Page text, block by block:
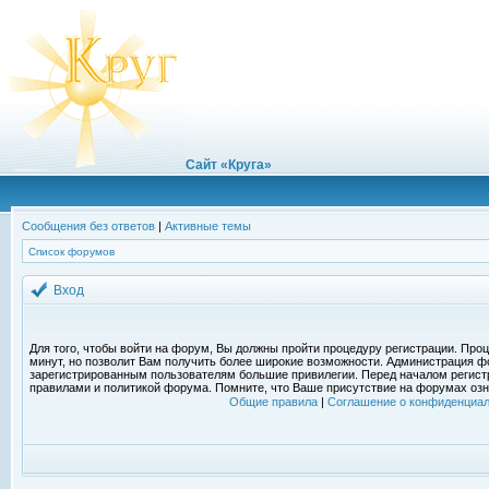
Сайт «Круга»
Сообщения без ответов | Активные темы
Список форумов
Вход
Для того, чтобы войти на форум, Вы должны пройти процедуру регистрации.
минут, но позволит Вам получить более широкие возможности. Администрация
зарегистрированным пользователям большие привилегии. Перед началом
правилами и политикой форума. Помните, что Ваше присутствие на форумах
Общие правила| Соглашение о